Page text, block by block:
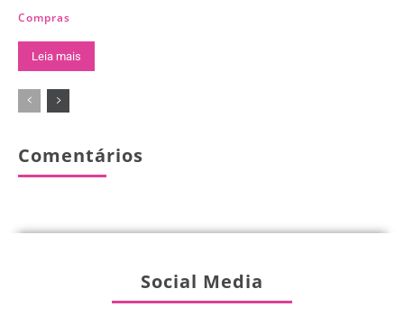
Compras
Leia mais
Comentários
Social Media